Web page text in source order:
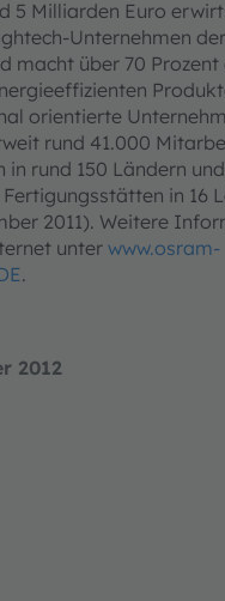
2012
5 Milliarden Euro
Unternehmen der
macht über 70 Prozent
orientierte
rund 41.000
in rund 150 Ländern und
in 16
2011). Weitere
unter www.osram-
.